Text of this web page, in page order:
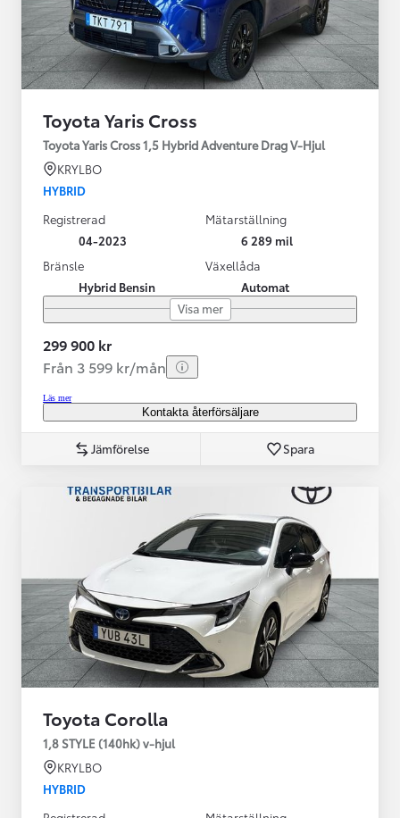
Toyota Yaris Cross
Toyota Yaris Cross 1,5 Hybrid Adventure Drag V-Hjul
KRYLBO
HYBRID
Registrerad
04-2023
Mätarställning
6 289 mil
Bränsle
Hybrid Bensin
Växellåda
Automat
Visa mer
299 900 kr
Från 3 599 kr/mån
Läs mer
Kontakta återförsäljare
Jämförelse Spara
Toyota Corolla
1,8 STYLE (140hk) v-hjul
KRYLBO
HYBRID